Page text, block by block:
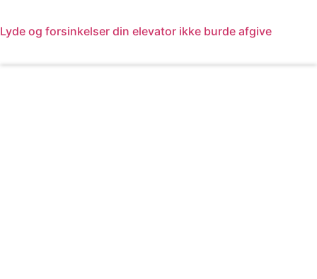
Lyde og forsinkelser din elevator ikke burde afgive